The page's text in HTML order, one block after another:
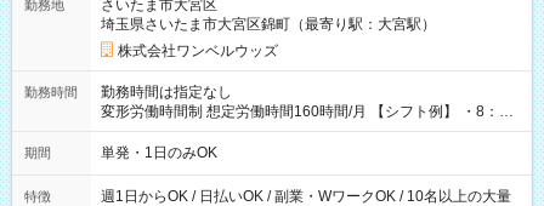
勤務地
さいたま市大宮区
埼玉県さいたま市大宮区錦町（最寄り駅：大宮駅）
株式会社ワンベルウッズ
勤務時間
勤務時間は指定なし
変形労働時間制 想定労働時間160時間/月 【シフト例】 ・8：00
～21：00
期間 単発・1日のみOK
特徴
週1日からOK / 日払いOK / 副業・WワークOK / 10名以上の大量